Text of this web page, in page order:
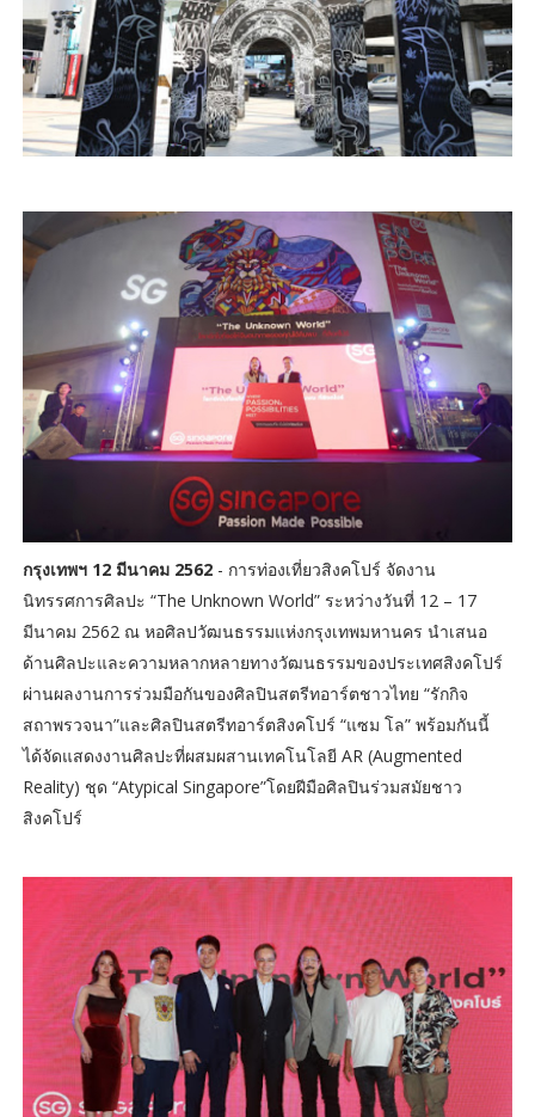
กรุงเทพฯ 12 มีนาคม 2562- การท่องเที่ยวสิงคโปร์ จัดงาน
นิทรรศการศิลปะ “The Unknown World” ระหว่างวันที่ 12 – 17
มีนาคม 2562 ณ หอศิลปวัฒนธรรมแห่งกรุงเทพมหานคร นำเสนอ
ด้านศิลปะและความหลากหลายทางวัฒนธรรมของประเทศสิงคโปร์
ผ่านผลงานการร่วมมือกันของศิลปินสตรีทอาร์ตชาวไทย “รักกิจ
สถาพรวจนา”และศิลปินสตรีทอาร์ตสิงคโปร์ “แซม โล” พร้อมกันนี้
ได้จัดแสดงงานศิลปะที่ผสมผสานเทคโนโลยี AR (Augmented
Reality) ชุด “Atypical Singapore”โดยฝีมือศิลปินร่วมสมัยชาว
สิงคโปร์